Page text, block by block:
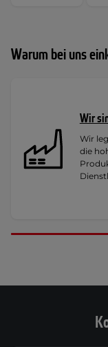
Warum bei uns
Wir
Wir
die